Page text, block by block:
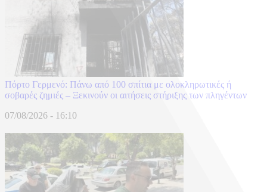
Πόρτο Γερμενό: Πάνω από 100 σπίτια με ολοκληρωτικές ή
σοβαρές ζημιές – Ξεκινούν οι αιτήσεις στήριξης των πληγέντων
07/08/2026 - 16:10